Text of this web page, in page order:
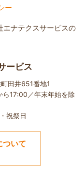
ー
エナテクスサービスの
ービス
田井651番地1
17:00／年末年始を除
祝祭日
ついて